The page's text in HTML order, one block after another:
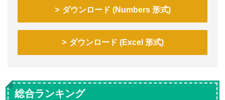
ダウンロード (Numbers 形式)
ダウンロード (Excel 形式)
総合ランキング